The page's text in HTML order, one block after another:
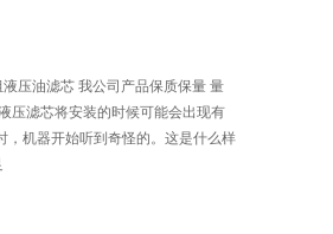
压油滤芯 我公司产品保质保量 量
压滤芯将安装的时候可能会出现有
，机器开始听到奇怪的。这是什么样